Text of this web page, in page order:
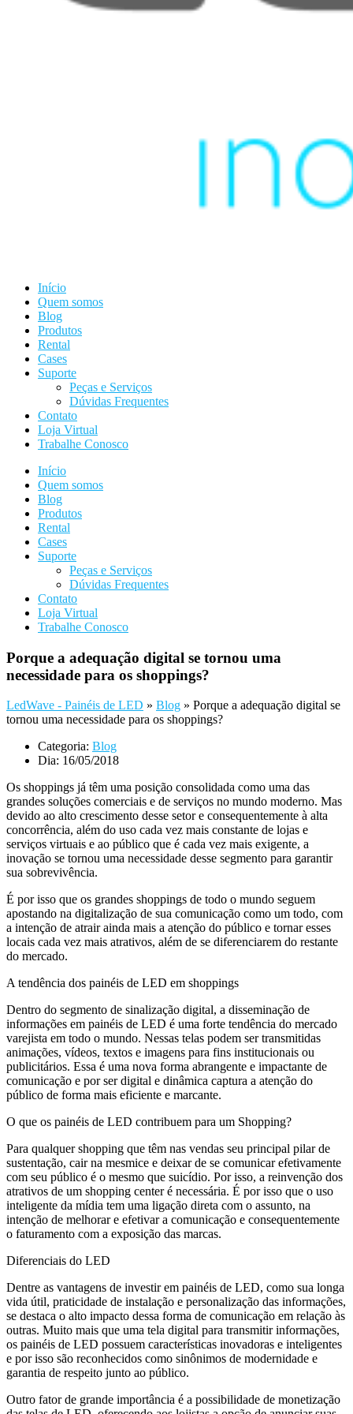
Início
Quem somos
Blog
Produtos
Rental
Cases
Suporte
Peças e Serviços
Dúvidas Frequentes
Contato
Loja Virtual
Trabalhe Conosco
Início
Quem somos
Blog
Produtos
Rental
Cases
Suporte
Peças e Serviços
Dúvidas Frequentes
Contato
Loja Virtual
Trabalhe Conosco
Porque a adequação digital se tornou uma
necessidade para os shoppings?
LedWave - Painéis de LED » Blog » Porque a adequação digital se
tornou uma necessidade para os shoppings?
Categoria: Blog
Dia: 16/05/2018
Os shoppings já têm uma posição consolidada como uma das
grandes soluções comerciais e de serviços no mundo moderno. Mas
devido ao alto crescimento desse setor e consequentemente à alta
concorrência, além do uso cada vez mais constante de lojas e
serviços virtuais e ao público que é cada vez mais exigente, a
inovação se tornou uma necessidade desse segmento para garantir
sua sobrevivência.
É por isso que os grandes shoppings de todo o mundo seguem
apostando na digitalização de sua comunicação como um todo, com
a intenção de atrair ainda mais a atenção do público e tornar esses
locais cada vez mais atrativos, além de se diferenciarem do restante
do mercado.
A tendência dos painéis de LED em shoppings
Dentro do segmento de sinalização digital, a disseminação de
informações em painéis de LED é uma forte tendência do mercado
varejista em todo o mundo. Nessas telas podem ser transmitidas
animações, vídeos, textos e imagens para fins institucionais ou
publicitários. Essa é uma nova forma abrangente e impactante de
comunicação e por ser digital e dinâmica captura a atenção do
público de forma mais eficiente e marcante.
O que os painéis de LED contribuem para um Shopping?
Para qualquer shopping que têm nas vendas seu principal pilar de
sustentação, cair na mesmice e deixar de se comunicar efetivamente
com seu público é o mesmo que suicídio. Por isso, a reinvenção dos
atrativos de um shopping center é necessária. É por isso que o uso
inteligente da mídia tem uma ligação direta com o assunto, na
intenção de melhorar e efetivar a comunicação e consequentemente
o faturamento com a exposição das marcas.
Diferenciais do LED
Dentre as vantagens de investir em painéis de LED, como sua longa
vida útil, praticidade de instalação e personalização das informações,
se destaca o alto impacto dessa forma de comunicação em relação às
outras. Muito mais que uma tela digital para transmitir informações,
os painéis de LED possuem características inovadoras e inteligentes
e por isso são reconhecidos como sinônimos de modernidade e
garantia de respeito junto ao público.
Outro fator de grande importância é a possibilidade de monetização